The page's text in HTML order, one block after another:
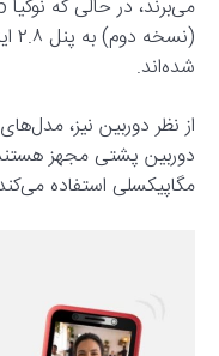
شده‌اند.
مگاپیکسلی استفاده